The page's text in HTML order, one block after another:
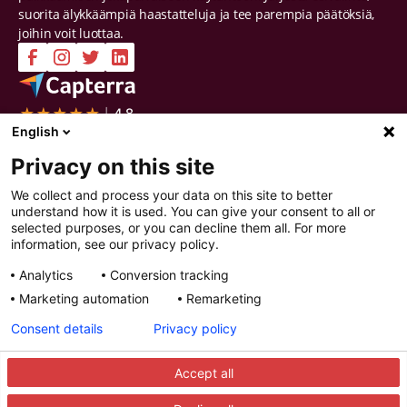
suorita älykkäämpiä haastatteluja ja tee parempia päätöksiä,
joihin voit luottaa.
Yritys
Ota yhteyttä
Tietoa meistä
Työpaikat
Sertifioinnit ja raportit
Yksityisyys ja turvallisuus
Katso esittely
Screen
Interview
Decide
Improve
Resurssit
Resurssit
Artikkelit
Webinaarit
Integraatiokumppanit
English
Privacy on this site
We collect and process your data on this site to better
understand how it is used. You can give your consent to all or
selected purposes, or you can decline them all. For more
information, see our privacy policy.
Analytics
Conversion tracking
Marketing automation
Remarketing
Accept all
Consent details Privacy policy